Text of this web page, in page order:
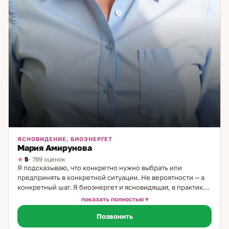
ЯСНОВИДЕНИЕ, БИОЭНЕРГЕТ
Мария Амирунова
5· 789 оценок
Я подсказываю, что конкретно нужно выбрать или
предпринять в конкретной ситуации. Не вероятности — а
конкретный шаг. Я биоэнергет и ясновидящая, в практике
30 лет. С 18 лет начала замечать: внутренний голос
подсказывает — что произойдёт, с кем предстоит встреча,
имя человека, который появится. Сначала пугало. Потом
события стали подтверждаться — и я приняла это как
показать полностью
Позвонить